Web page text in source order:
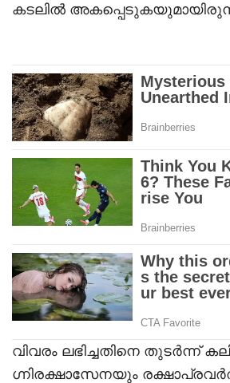
കടലിൽ
വിവരം ലഭിച്ചതിനെ തുടർന്ന്
ഗ്നിരക്ഷാസേനയും